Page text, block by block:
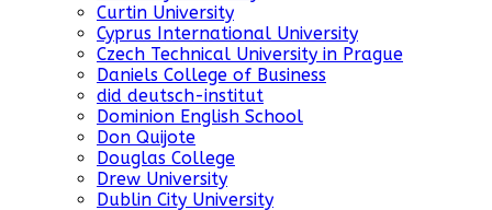
Curtin University
Cyprus International University
Czech Technical University in Prague
Daniels College of Business
did deutsch-institut
Dominion English School
Don Quijote
Douglas College
Drew University
Dublin City University